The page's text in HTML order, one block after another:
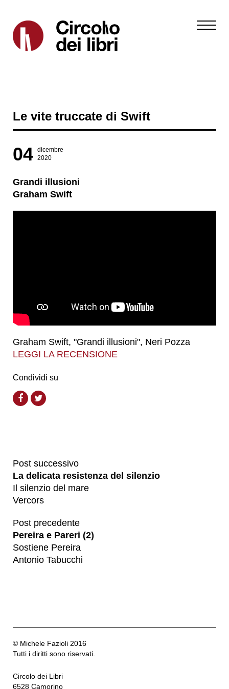
Le vite truccate di Swift
04 dicembre
2020
Grandi illusioni
Graham Swift
Graham Swift, "Grandi illusioni", Neri Pozza
LEGGI LA RECENSIONE
Condividi su
Post successivo
La delicata resistenza del silenzio
Il silenzio del mare
Vercors
Post precedente
Pereira e Pareri (2)
Sostiene Pereira
Antonio Tabucchi
© Michele Fazioli 2016
Tutti i diritti sono riservati.
Circolo dei Libri
6528 Camorino